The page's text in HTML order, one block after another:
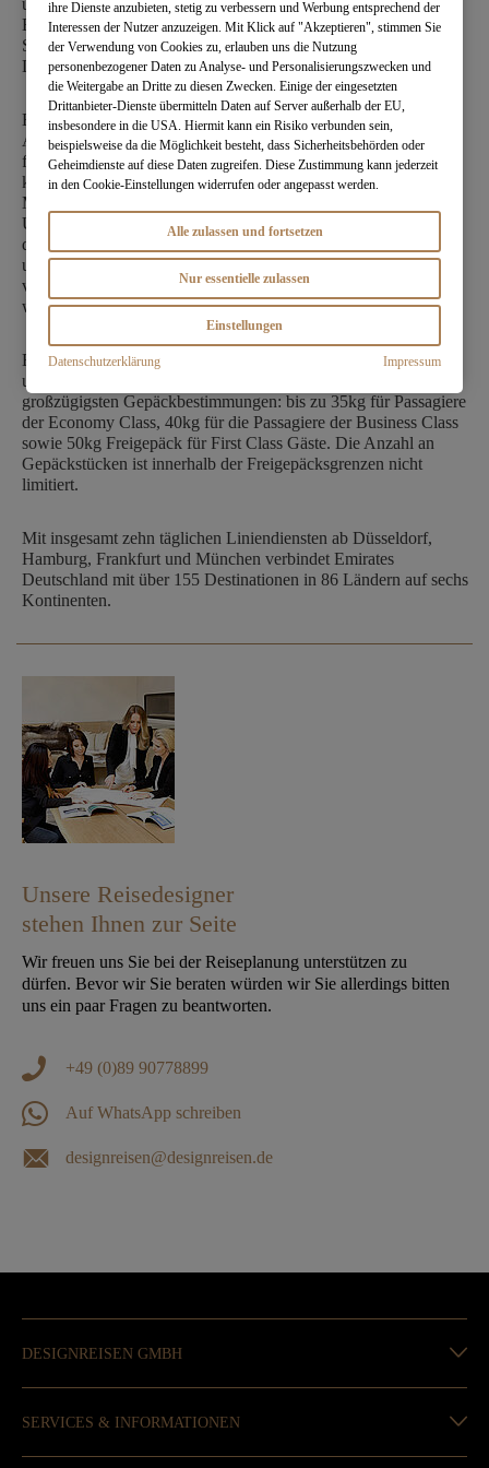
und effizienten Flotte von über 270 Großraumflugzeugen bietet
Emirates Gästen einen vielfach ausgezeichneten Komfort und
Service sowie ein freundliches Kabinenpersonal aus über 135
Ländern, das mehr als 60 Sprachen spricht.
Emirates setzt als Vorreiter immer wieder neue Maßstäbe: erste
Airline mit individuellen Bildschirmen in allen Klassen
flottenweit; erste Airline, die das Konzept der Privatsuiten in der
kommerziellen Luftfahrt einführte oder das Benutzen von
Mobiltelefonen an Bord ermöglichte. Die neuste Version des
Unterhaltungsprogramms ice bietet Passagieren über 4.000 On-
demand-Unterhaltungskanäle. Im Jahr 2018 wurde ice vom
unabhängigen Passagierbefragungsinstitut Skytrax zum
vierzehnten Mal in Folge als bestes Unterhaltungsprogramm
weltweit ausgezeichnet.
Emirates bietet WLAN derzeit an Bord aller A380 Flugzeuge
und den meisten B777 an und hat eine der weltweit
großzügigsten Gepäckbestimmungen: bis zu 35kg für Passagiere
der Economy Class, 40kg für die Passagiere der Business Class
sowie 50kg Freigepäck für First Class Gäste. Die Anzahl an
Gepäckstücken ist innerhalb der Freigepäcksgrenzen nicht
limitiert.
Mit insgesamt zehn täglichen Liniendiensten ab Düsseldorf,
Hamburg, Frankfurt und München verbindet Emirates
Deutschland mit über 155 Destinationen in 86 Ländern auf sechs
Kontinenten.
Unsere Reisedesigner
stehen Ihnen zur Seite
Wir freuen uns Sie bei der Reiseplanung unterstützen zu
dürfen. Bevor wir Sie beraten würden wir Sie allerdings bitten
uns ein paar Fragen zu beantworten.
+49 (0)89 90778899
Auf WhatsApp schreiben
designreisen@designreisen.de
DESIGNREISEN GMBH
SERVICES & INFORMATIONEN
ihre Dienste anzubieten, stetig zu verbessern und Werbung entsprechend der
Interessen der Nutzer anzuzeigen. Mit Klick auf "Akzeptieren", stimmen Sie
der Verwendung von Cookies zu, erlauben uns die Nutzung
personenbezogener Daten zu Analyse- und Personalisierungszwecken und
die Weitergabe an Dritte zu diesen Zwecken. Einige der eingesetzten
Drittanbieter-Dienste übermitteln Daten auf Server außerhalb der EU,
insbesondere in die USA. Hiermit kann ein Risiko verbunden sein,
beispielsweise da die Möglichkeit besteht, dass Sicherheitsbehörden oder
Geheimdienste auf diese Daten zugreifen. Diese Zustimmung kann jederzeit
in den Cookie-Einstellungen widerrufen oder angepasst werden.
Alle zulassen und fortsetzen
Nur essentielle zulassen
Einstellungen
Datenschutzerklärung Impressum